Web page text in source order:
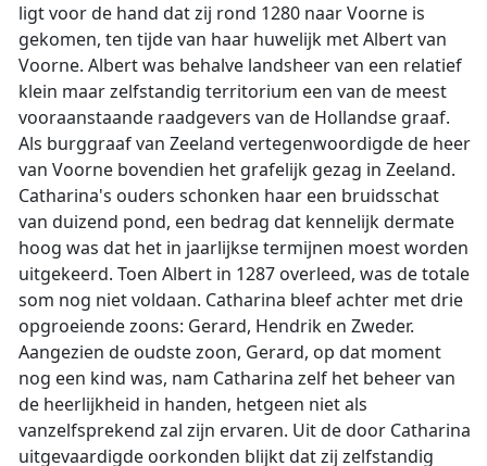
ligt voor de hand dat zij rond 1280 naar Voorne is
gekomen, ten tijde van haar huwelijk met Albert van
Voorne. Albert was behalve landsheer van een relatief
klein maar zelfstandig territorium een van de meest
vooraanstaande raadgevers van de Hollandse graaf.
Als burggraaf van Zeeland vertegenwoordigde de heer
van Voorne bovendien het grafelijk gezag in Zeeland.
Catharina's ouders schonken haar een bruidsschat
van duizend pond, een bedrag dat kennelijk dermate
hoog was dat het in jaarlijkse termijnen moest worden
uitgekeerd. Toen Albert in 1287 overleed, was de totale
som nog niet voldaan. Catharina bleef achter met drie
opgroeiende zoons: Gerard, Hendrik en Zweder.
Aangezien de oudste zoon, Gerard, op dat moment
nog een kind was, nam Catharina zelf het beheer van
de heerlijkheid in handen, hetgeen niet als
vanzelfsprekend zal zijn ervaren. Uit de door Catharina
uitgevaardigde oorkonden blijkt dat zij zelfstandig